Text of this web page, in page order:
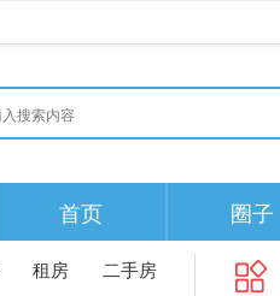
首页 圈子
租房
二手房